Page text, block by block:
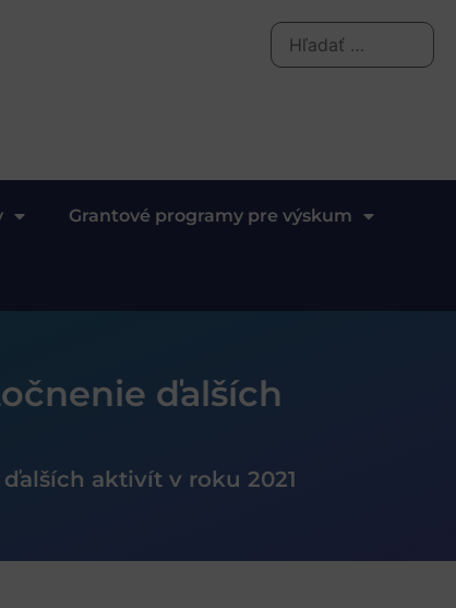
Grantové programy pre výskum
ďalších
aktivít v roku 2021